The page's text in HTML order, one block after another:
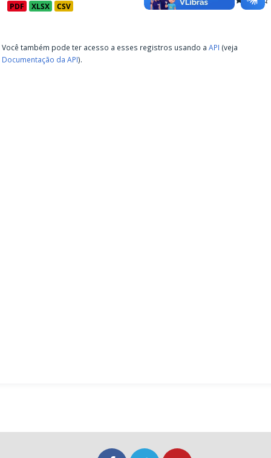
PDF XLSX CSV
Você também pode ter acesso a esses registros usando a API (veja
Documentação da API).